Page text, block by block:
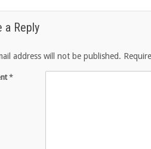
a Reply
address will not be published.
*